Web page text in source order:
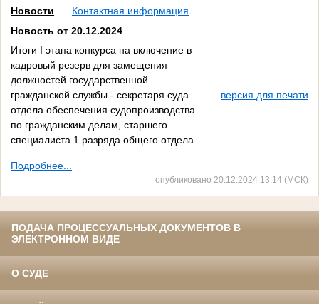
Новости
Контактная информация
Новость от 20.12.2024
Итоги I этапа конкурса на включение в
кадровый резерв для замещения
должностей государственной
гражданской службы - секретаря суда
отдела обеспечения судопроизводства
по гражданским делам, старшего
специалиста 1 разряда общего отдела
версия для печати
Подробнее...
опубликовано 20.12.2024 13:14 (МСК)
ПОДАЧА ПРОЦЕССУАЛЬНЫХ ДОКУМЕНТОВ В
ЭЛЕКТРОННОМ ВИДЕ
О СУДЕ